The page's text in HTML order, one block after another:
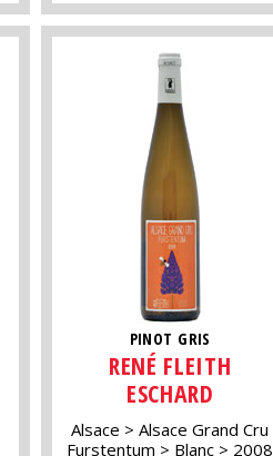
PINOT GRIS
RENÉ FLEITH
ESCHARD
Alsace
Alsace Grand Cru
Furstentum
Blanc 2008